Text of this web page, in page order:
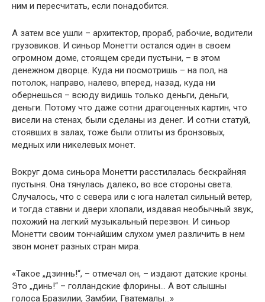
ним и пересчитать, если понадобится.
А затем все ушли – архитектор, прораб, рабочие, водители
грузовиков. И синьор Монетти остался один в своем
огромном доме, стоящем среди пустыни, – в этом
денежном дворце. Куда ни посмотришь – на пол, на
потолок, направо, налево, вперед, назад, куда ни
обернешься – всюду видишь только деньги, деньги,
деньги. Потому что даже сотни драгоценных картин, что
висели на стенах, были сделаны из денег. И сотни статуй,
стоявших в залах, тоже были отлиты из бронзовых,
медных или никелевых монет.
Вокруг дома синьора Монетти расстилалась бескрайняя
пустыня. Она тянулась далеко, во все стороны света.
Случалось, что с севера или с юга налетал сильный ветер,
и тогда ставни и двери хлопали, издавая необычный звук,
похожий на легкий музыкальный перезвон. И синьор
Монетти своим тончайшим слухом умел различить в нем
звон монет разных стран мира.
«Такое „дзиннь!“, – отмечал он, – издают датские кроны.
Это „динь!“ – голландские флорины… А вот слышны
голоса Бразилии, Замбии, Гватемалы…»